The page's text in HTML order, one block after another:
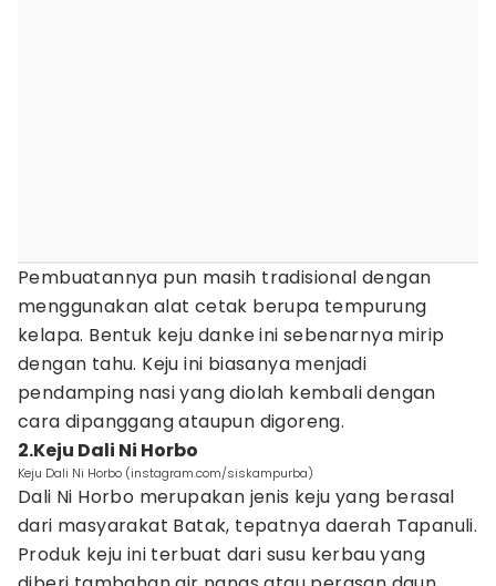
Pembuatannya pun masih tradisional dengan
menggunakan alat cetak berupa tempurung
kelapa. Bentuk keju danke ini sebenarnya mirip
dengan tahu. Keju ini biasanya menjadi
pendamping nasi yang diolah kembali dengan
cara dipanggang ataupun digoreng.
2.Keju Dali Ni Horbo
Keju Dali Ni Horbo (instagram.com/siskampurba)
Dali Ni Horbo merupakan jenis keju yang berasal
dari masyarakat Batak, tepatnya daerah Tapanuli.
Produk keju ini terbuat dari susu kerbau yang